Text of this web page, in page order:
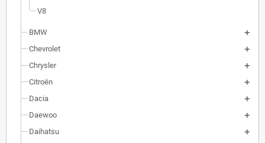
V8
BMW
Chevrolet
Chrysler
Citroën
Dacia
Daewoo
Daihatsu